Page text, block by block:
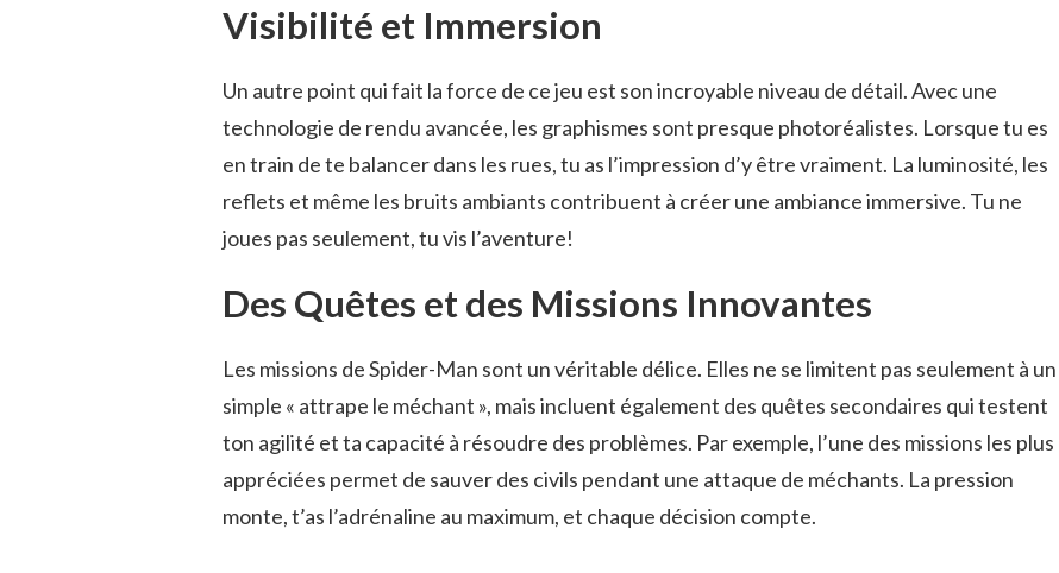
Visibilité et Immersion
Un autre point qui fait la force de ce jeu est son incroyable niveau de détail. Avec une
technologie de rendu avancée, les graphismes sont presque photoréalistes. Lorsque tu es
en train de te balancer dans les rues, tu as l’impression d’y être vraiment. La luminosité, les
reflets et même les bruits ambiants contribuent à créer une ambiance immersive. Tu ne
joues pas seulement, tu vis l’aventure!
Des Quêtes et des Missions Innovantes
Les missions de Spider-Man sont un véritable délice. Elles ne se limitent pas seulement à un
simple « attrape le méchant », mais incluent également des quêtes secondaires qui testent
ton agilité et ta capacité à résoudre des problèmes. Par exemple, l’une des missions les plus
appréciées permet de sauver des civils pendant une attaque de méchants. La pression
monte, t’as l’adrénaline au maximum, et chaque décision compte.